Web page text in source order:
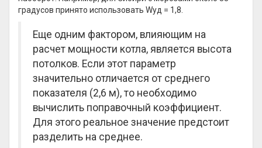
градусов принято использовать Wуд = 1,8.
Еще одним фактором, влияющим на
расчет мощности котла, является высота
потолков. Если этот параметр
значительно отличается от среднего
показателя (2,6 м), то необходимо
вычислить поправочный коэффициент.
Для этого реальное значение предстоит
разделить на среднее.